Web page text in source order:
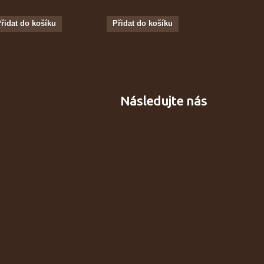
do košíku Přidat do košíku
Následujte nás